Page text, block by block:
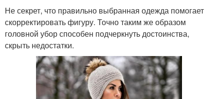
Не секрет, что правильно выбранная одежда помогает
скорректировать фигуру. Точно таким же образом
головной убор способен подчеркнуть достоинства,
скрыть недостатки.